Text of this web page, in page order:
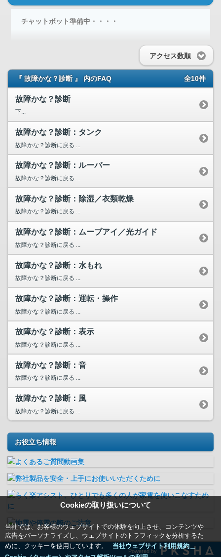
Cookieの取り扱いについて
当社では、お客様のウェブサイトでの体験を向上させ、コンテンツや
広告をパーソナライズし、ウェブサイトのトラフィックを分析するた
めに、クッキーを使用しています。
当社ウェブサイト利用規約＿
チャットボット準備中・・・・
アクセス数順
『 故障かな？診断 』 内のFAQ 全10件
故障かな？診断
下...
故障かな？診断：タンク
故障かな？診断に戻る ...
故障かな？診断：ルーバー
故障かな？診断に戻る ...
故障かな？診断：除湿／衣類乾燥
故障かな？診断に戻る ...
故障かな？診断：ムーブアイ／光ガイド
故障かな？診断に戻る ...
故障かな？診断：水もれ
故障かな？診断に戻る ...
故障かな？診断：運転・操作
故障かな？診断に戻る ...
故障かな？診断：表示
故障かな？診断に戻る ...
故障かな？診断：音
故障かな？診断に戻る ...
故障かな？診断：風
故障かな？診断に戻る ...
お役立ち情報
Powered by